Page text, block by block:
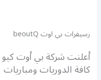
رسيفرات بي اوت beoutQ
كافة الدوريات ومباريات